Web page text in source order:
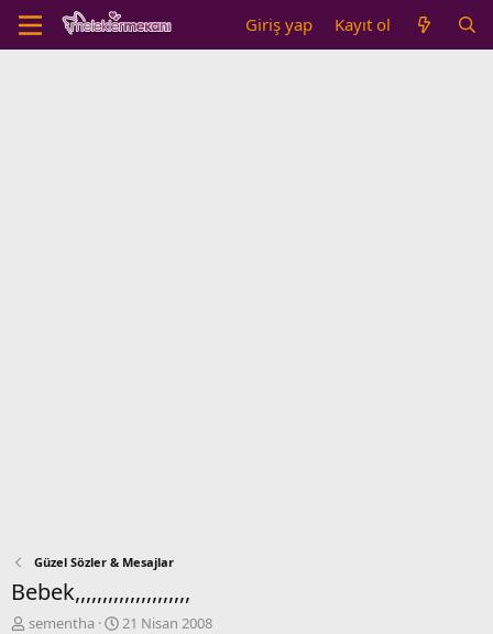
Giriş yap Kayıt ol
Güzel Sözler & Mesajlar
Bebek,,,,,,,,,,,,,,,,,,,,,
K
sementha
B
21 Nisan 2008